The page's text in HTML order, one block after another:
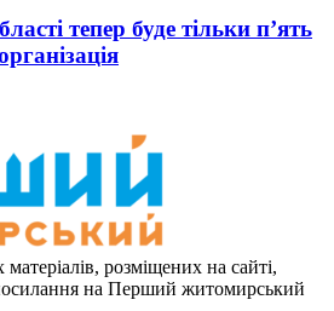
тепер буде тільки п’ять
розміщених на сайті,
на Перший житомирський